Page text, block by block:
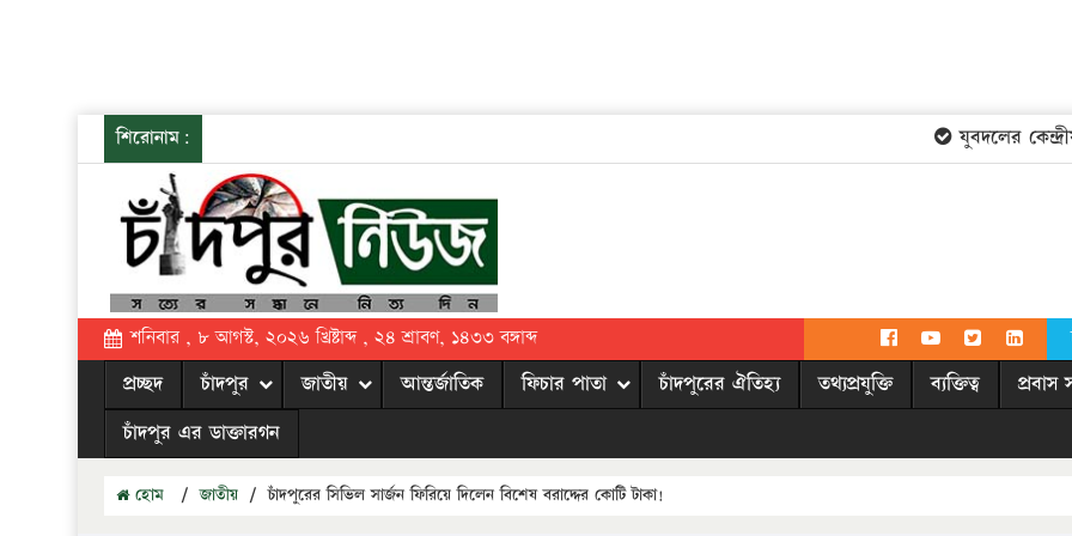
শিরোনাম: যুবদলের কেন্দ্রীয়
শনিবার , ৮ আগস্ট, ২০২৬ খ্রিষ্টাব্দ , ২৪ শ্রাবণ, ১৪৩৩ বঙ্গাব্দ
প্রচ্ছদ চাঁদপুর জাতীয় আন্তর্জাতিক ফিচার পাতা চাঁদপুরের ঐতিহ্য তথ্যপ্রযুক্তি ব্যক্তিত্ব প্রবাস
চাঁদপুর এর ডাক্তারগন
হোম / জাতীয় / চাঁদপুরের সিভিল সার্জন ফিরিয়ে দিলেন বিশেষ বরাদ্দের কোটি টাকা!